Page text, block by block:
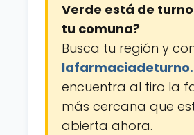
Verde está de
tu comuna?
Busca tu región y
encuentra al tiro la
más cercana que
abierta ahora.